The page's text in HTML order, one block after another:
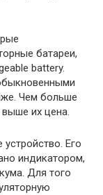
батареи,
battery.
Чем больше
их цена.
Его
индикатором,
Для того